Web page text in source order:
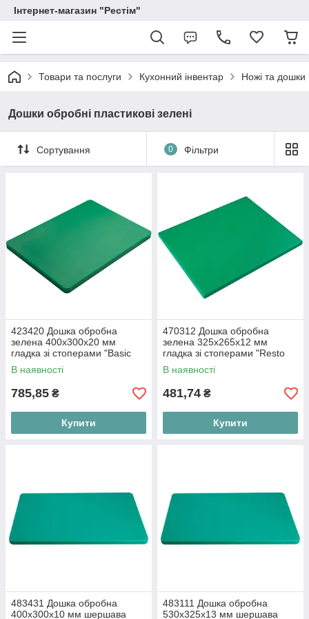
Інтернет-магазин "Рестім"
Товари та послуги Кухонний інвентар Ножі та дошки
Дошки обробні пластикові зелені
Сортування 0 Фільтри
423420 Дошка обробна
зелена 400х300х20 мм
гладка зі стоперами "Basic
line" FoREST
В наявності
785,85 ₴
Купити
470312 Дошка обробна
зелена 325х265х12 мм
гладка зі стоперами "Resto
line" FoREST
В наявності
481,74 ₴
Купити
483431 Дошка обробна
400x300x10 мм шершава
483111 Дошка обробна
530х325х13 мм шершава